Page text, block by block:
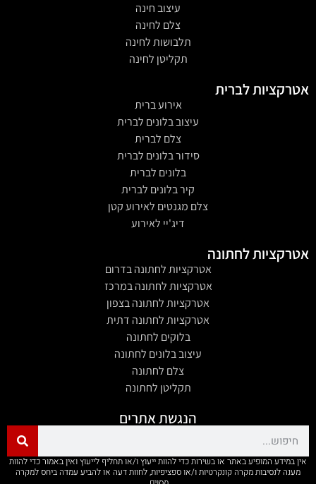
עיצוב חינה
צלם לחינה
תלבושות לחינה
תקליטן לחינה
אטרקציות לברית
אירוע ברית
עיצוב בלונים לברית
צלם לברית
סידור בלונים לברית
בלונים לברית
קיר בלונים לברית
צלם מגנטים לאירוע קטן
דיג'יי לאירוע
אטרקציות לחתונה
אטרקציות לחתונה בדרום
אטרקציות לחתונה במרכז
אטרקציות לחתונה בצפון
אטרקציות לחתונה דתית
בלוקים לחתונה
עיצוב בלונים לחתונה
צלם לחתונה
תקליטן לחתונה
הנגשת אתרים
אין במידע המופיע באתר או בשירות כדי להוות ייעוץ ו/או תחליף לייעוץ ואין באמור כדי להוות
מענה לנסיבות מקרה קונקרטיות ו/או ספציפיות, לחוות דעה או להביע עמדה ביחס למקרה